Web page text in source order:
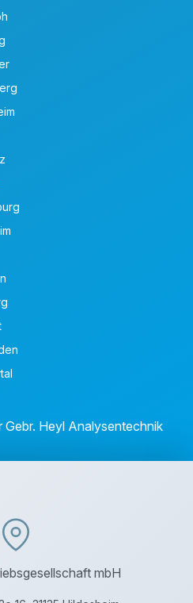
Gebr. Heyl Analysentechnik
mbH